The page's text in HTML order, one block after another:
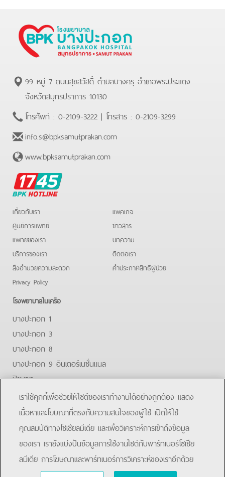
99 หมู่ 7 ถนนสุขสวัสดิ์ ตำบลบางครุ อำเภอพระประแดง
จังหวัดสมุทรปราการ 10130
โทรศัพท์ : 0-2109-3222 | โทรสาร : 0-2109-3299
info.s@bpksamutprakan.com
www.bpksamutprakan.com
BPK
Hotline
เกี่ยวกับเรา
ศูนย์การแพทย์
แพทย์ของเรา
บริการของเรา
สิ่งอำนวยความสะดวก
Privacy Policy
แพคเกจ
ข่าวสาร
บทความ
ติดต่อเรา
คําประกาศสิทธิผู้ป่วย
โรงพยาบาลในเครือ
บางปะกอก 1
บางปะกอก 3
บางปะกอก 8
บางปะกอก 9 อินเตอร์เนชั่นแนล
ปิยะเวท
บางปะกอก-รังสิต 2
บางปะกอกสมุทรปราการ
FacebookLine
เราใช้คุกกี้เพื่อช่วยให้ไซต์ของเราทำงานได้อย่างถูกต้อง แสดง
เนื้อหาและโฆษณาที่ตรงกับความสนใจของผู้ใช้ เปิดให้ใช้
คุณสมบัติทางโซเชียลมีเดีย และเพื่อวิเคราะห์การเข้าถึงข้อมูล
ของเรา เรายังแบ่งปันข้อมูลการใช้งานไซต์กับพาร์ทเนอร์โซเชีย
ลมีเดีย การโฆษณาและพาร์ทเนอร์การวิเคราะห์ของเราอีกด้วย